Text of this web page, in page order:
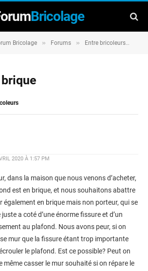
Bricolage
Bricolage » Forums » Entre bricoleurs
2020 À 1:57 PM
dans la maison que nous venons d’acheter,
est en brique, et nous souhaitons abattre
également en brique mais non porteur, qui se
a coté d’une énorme fissure et d’un
au plafond. Nous avons peur, si on
mur que la fissure étant trop importante
le plafond. Est ce possible? Peut on
même casser le mur souhaité si on répare le